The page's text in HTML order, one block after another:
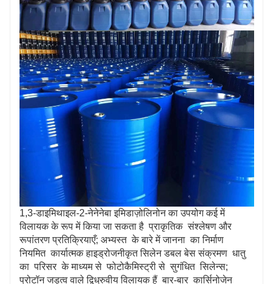
1,3-डाइमिथाइल-2-नेनेनेबा इमिडाज़ोलिनोन का उपयोग कई में
विलायक के रूप में किया जा सकता है प्राकृतिक संश्लेषण और
रूपांतरण प्रतिक्रियाएँ; अभ्यस्त के बारे में जानना का निर्माण
नियमित कार्यात्मक हाइड्रोजनीकृत सिलेन डबल बेस संक्रमण धातु
का परिसर के माध्यम से फोटोकैमिस्ट्री से सुगंधित सिलेन्स;
प्रोटॉन जड़त्व वाले द्विध्रुवीय विलायक हैं बार-बार कार्सिनोजेन